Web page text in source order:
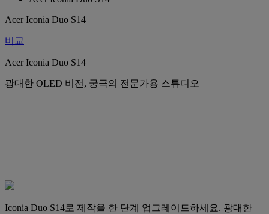
Acer Iconia Duo S14
비교
Acer Iconia Duo S14
광대한 OLED 비전, 궁극의 전문가용 스튜디오
Iconia Duo S14로 제작을 한 단계 업그레이드하세요. 광대한